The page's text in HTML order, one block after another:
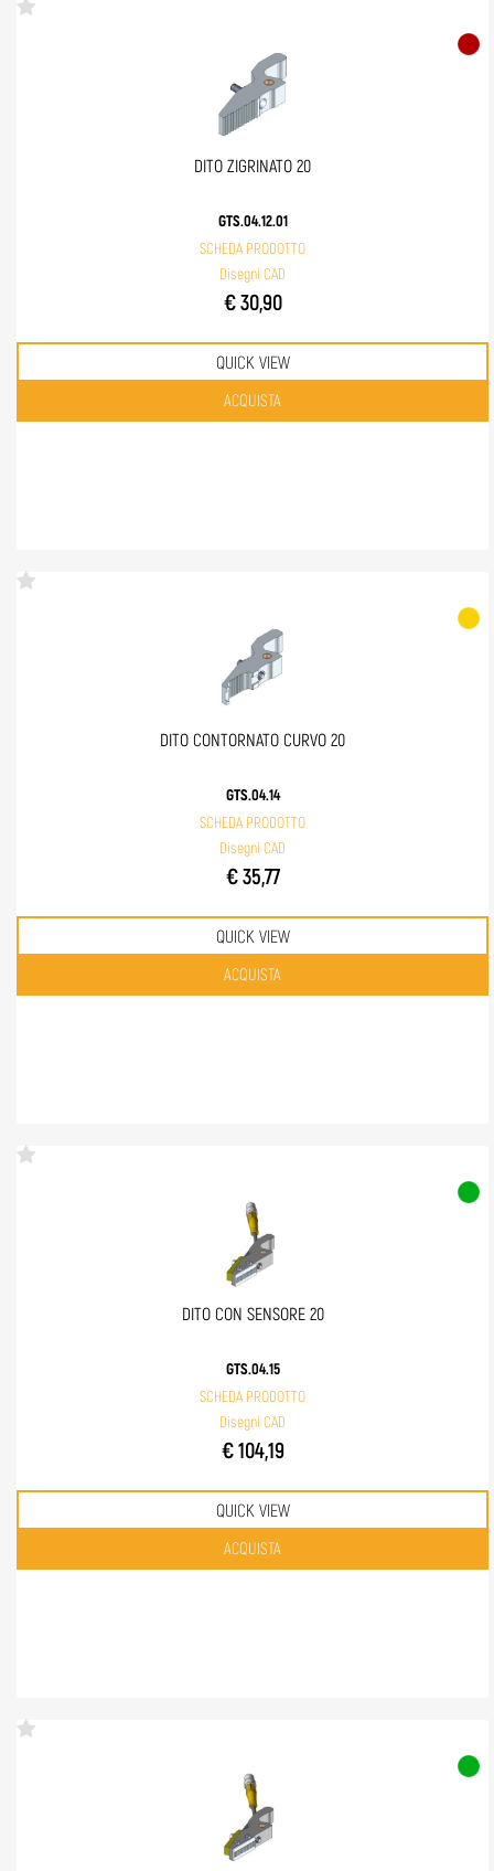
DITO ZIGRINATO 20
GTS.04.12.01
SCHEDA PRODOTTO
Disegni CAD
€ 30,90
QUICK VIEW
Quantità
ACQUISTA
DITO CONTORNATO CURVO 20
GTS.04.14
SCHEDA PRODOTTO
Disegni CAD
€ 35,77
QUICK VIEW
Quantità
ACQUISTA
DITO CON SENSORE 20
GTS.04.15
SCHEDA PRODOTTO
Disegni CAD
€ 104,19
QUICK VIEW
Quantità
ACQUISTA